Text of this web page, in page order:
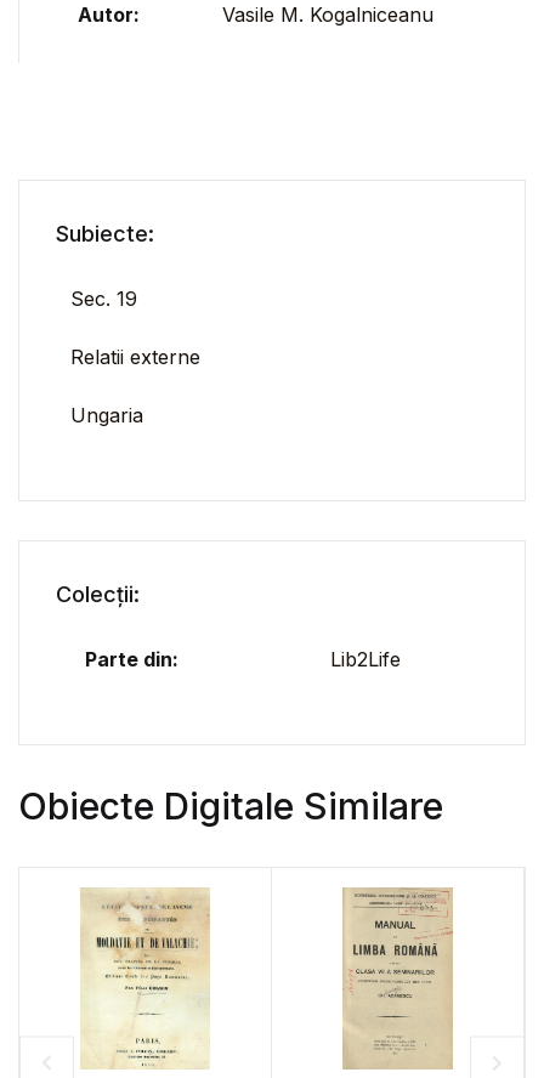
Autor: Vasile M. Kogalniceanu
Subiecte:
Sec. 19
Relatii externe
Ungaria
Colecții:
Parte din: Lib2Life
Obiecte Digitale Similare